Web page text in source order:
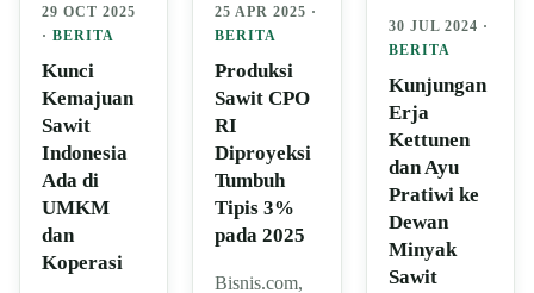
29 OCT 2025
· BERITA
Kunci
Kemajuan
Sawit
Indonesia
Ada di
UMKM
dan
Koperasi
25 APR 2025 ·
BERITA
Produksi
Sawit CPO
RI
Diproyeksi
Tumbuh
Tipis 3%
pada 2025
Bisnis.com,
30 JUL 2024 ·
BERITA
Kunjungan
Erja
Kettunen
dan Ayu
Pratiwi ke
Dewan
Minyak
Sawit